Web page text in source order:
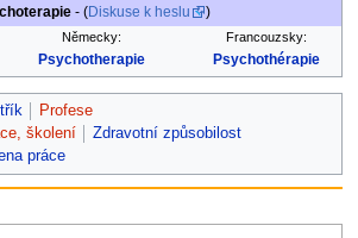
- (Diskuse k heslu )
Německy: Francouzsky:
Psychotherapie Psychothérapie
Profese
školení
Zdravotní způsobilost
práce